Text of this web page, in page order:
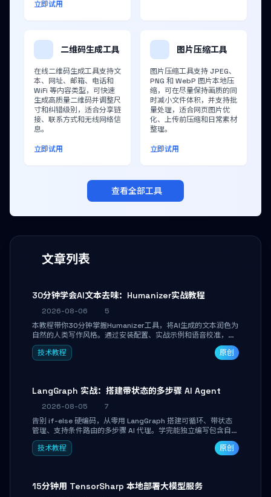
文章列表
30分钟学会AI文本去味：Humanizer实战教程
2026-08-06
5
本教程带你30分钟掌握Humanizer工具，将AI生成的文本润色为
自然的人类写作风格。通过安装配置、实战示例和语音校准，让
你的内容告别AI痕迹，匹配个人写作习惯，适合内容创作者和技
术博主。
技术教程 原创
LangGraph 实战：搭建带状态的多步骤 AI Agent
2026-08-05
7
告别 if-else 硬编码，从零用 LangGraph 搭建可循环、带状态
管理、支持条件路由的多步骤 AI 代理。学完能独立编写包含自动
决策、工具调用和持久化状态的复杂工作流，并避开递归溢出、
状态丢失等常见坑点。
技术教程 原创
15分钟用 TensorSharp 本地部署大模型服务
立即试用
二维码生成工具
在线二维码生成工具支持文
本、网址、邮箱、电话和
WiFi 等内容类型，可快速
生成高质量二维码并调整尺
寸和纠错级别，适合分享链
接、联系方式和无线网络信
息。
立即试用
图片压缩工具
图片压缩工具支持 JPEG、
PNG 和 WebP 图片本地压
缩，可在尽量保持画质的同
时减小文件体积，并支持批
量处理，适合网页图片优
化、上传前压缩和日常素材
整理。
立即试用
查看全部工具